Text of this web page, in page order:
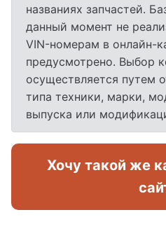
названиях запчастей.
данный момент не
VIN-номерам в онлайн-
предусмотрено. Выбор
осуществляется путем
типа техники, марки,
выпуска или
Хочу такой же